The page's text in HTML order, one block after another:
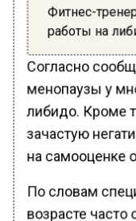
Фитнес-
работы на
Согласно
менопаузы у
либидо. Кроме
зачастую
на самооценке
По словам
возрасте часто